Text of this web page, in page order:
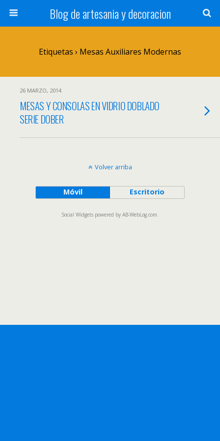
Blog de artesania y decoracion
Etiquetas › Mesas Auxiliares Modernas
26 MARZO, 2014
MESAS Y CONSOLAS EN VIDRIO DOBLADO
SERIE DOBER
Volver arriba
Móvil Escritorio
Social Widgets powered by AB-WebLog.com.